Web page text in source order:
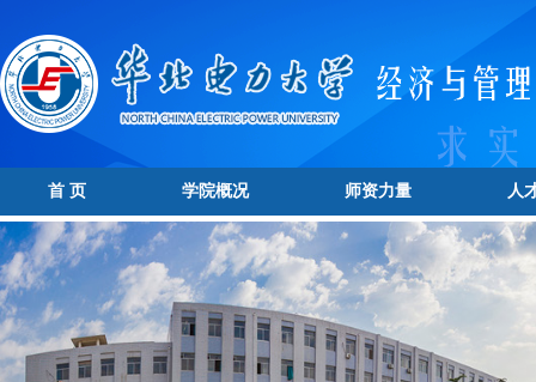
首 页 学院概况 师资力量 人